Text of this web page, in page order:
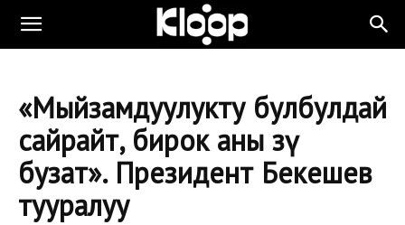
«Мыйзамдуулукту булбулдай
сайрайт, бирок аны өзү
бузат». Президент Бекешев
тууралуу